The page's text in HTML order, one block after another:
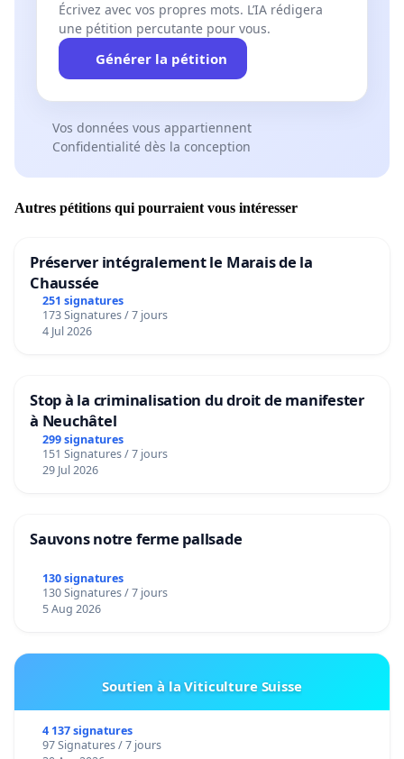
Écrivez avec vos propres mots. L’IA rédigera
une pétition percutante pour vous.
Générer la pétition
Vos données vous appartiennent
Confidentialité dès la conception
Autres pétitions qui pourraient vous intéresser
Préserver intégralement le Marais de la
Chaussée
251 signatures
173 Signatures / 7 jours
4 Jul 2026
Stop à la criminalisation du droit de manifester
à Neuchâtel
299 signatures
151 Signatures / 7 jours
29 Jul 2026
Sauvons notre ferme pallsade
130 signatures
130 Signatures / 7 jours
5 Aug 2026
Soutien à la Viticulture Suisse
4 137 signatures
97 Signatures / 7 jours